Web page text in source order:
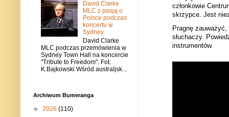
członkowie
skrzypce. Jest
Pragnę
słuchaczy.
instrumentów.
David Clarke
MLC z pasją o
Polsce podczas
koncertu w
Sydney
David Clarke
MLC podczas przemówienia w
Sydney Town Hall na koncercie
"Tribute to Freedom". Fot.
K.Bajkowski Wśród australjsk...
Archiwum Bumeranga
► 2026 (110)